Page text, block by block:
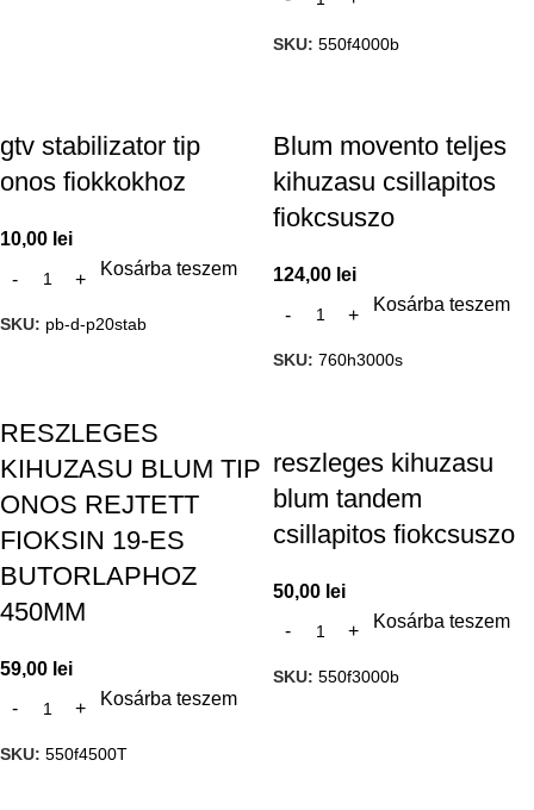
SKU: 550f4000b
gtv stabilizator tip
onos fiokkokhoz
10,00 lei
Kosárba teszem
SKU: pb-d-p20stab
Blum movento teljes
kihuzasu csillapitos
fiokcsuszo
124,00 lei
Kosárba teszem
SKU: 760h3000s
RESZLEGES
KIHUZASU BLUM TIP
ONOS REJTETT
FIOKSIN 19-ES
BUTORLAPHOZ
450MM
59,00 lei
Kosárba teszem
SKU: 550f4500T
reszleges kihuzasu
blum tandem
csillapitos fiokcsuszo
50,00 lei
Kosárba teszem
SKU: 550f3000b